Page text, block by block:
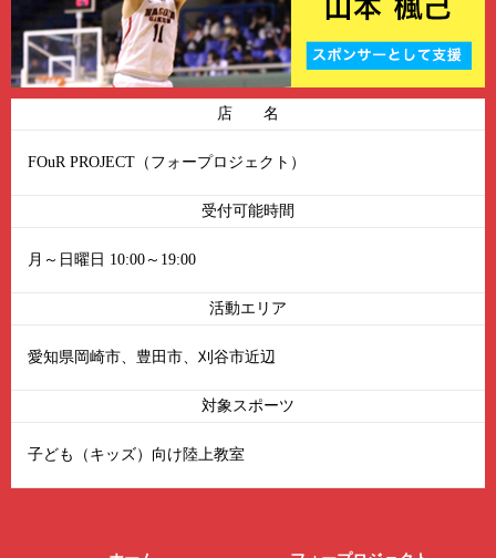
店 名
FOuR PROJECT（フォープロジェクト）
受付可能時間
月～日曜日 10:00～19:00
活動エリア
愛知県岡崎市、豊田市、刈谷市近辺
対象スポーツ
子ども（キッズ）向け陸上教室